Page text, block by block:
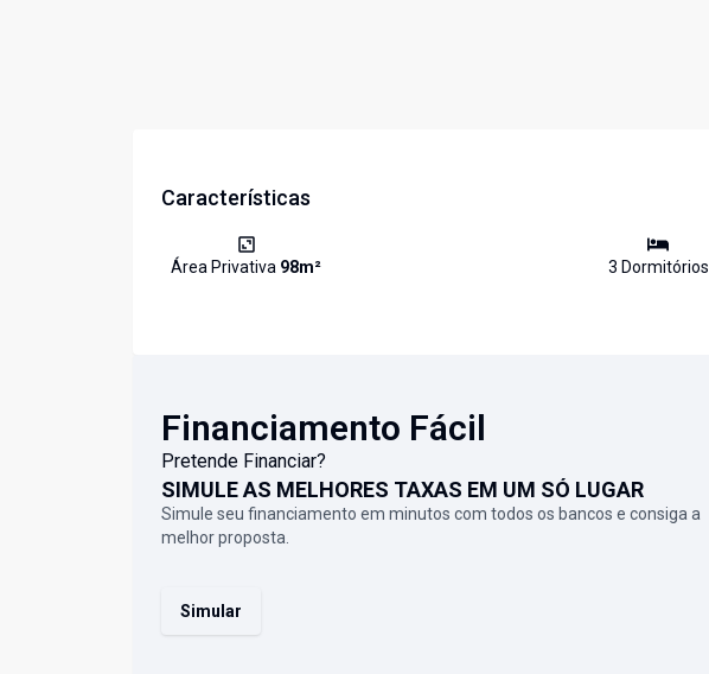
Características
Área Privativa 98m² 3 Dormitórios
Financiamento Fácil
Pretende Financiar?
SIMULE AS MELHORES TAXAS EM UM SÓ LUGAR
Simule seu financiamento em minutos com todos os bancos e consiga a
melhor proposta.
Simular